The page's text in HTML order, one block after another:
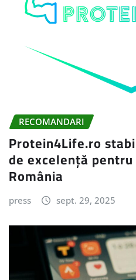
RECOMANDARI
Protein4Life.ro
de excelență
România
press sept. 29, 2025